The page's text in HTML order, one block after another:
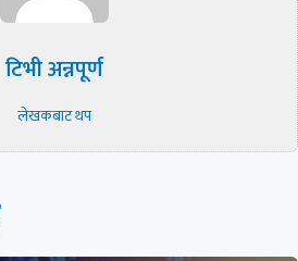
टिभी अन्नपूर्ण
लेखकबाट थप